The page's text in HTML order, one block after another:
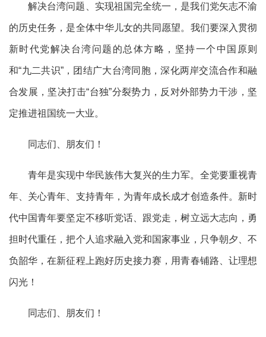
解决台湾问题、实现祖国完全统一，是我们党矢志不渝
的历史任务，是全体中华儿女的共同愿望。我们要深入贯彻
新时代党解决台湾问题的总体方略，坚持一个中国原则
和“九二共识”，团结广大台湾同胞，深化两岸交流合作和融
合发展，坚决打击“台独”分裂势力，反对外部势力干涉，坚
定推进祖国统一大业。
同志们、朋友们！
青年是实现中华民族伟大复兴的生力军。全党要重视青
年、关心青年、支持青年，为青年成长成才创造条件。新时
代中国青年要坚定不移听党话、跟党走，树立远大志向，勇
担时代重任，把个人追求融入党和国家事业，只争朝夕、不
负韶华，在新征程上跑好历史接力赛，用青春铺路、让理想
闪光！
同志们、朋友们！